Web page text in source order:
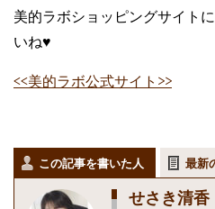
美的ラボショッピングサイト
いね♥
<<美的ラボ公式サイト>>
この記事を書いた人 最新
せさき清香